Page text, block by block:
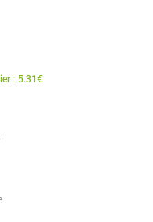
: 5.31€